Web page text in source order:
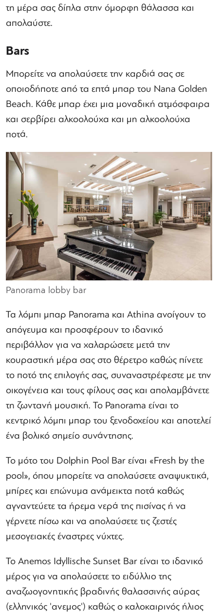
τη μέρα σας δίπλα στην όμορφη θάλασσα και
απολαύστε.
Bars
Μπορείτε να απολαύσετε την καρδιά σας σε
οποιοδήποτε από τα επτά μπαρ του Nana Golden
Beach. Κάθε μπαρ έχει μια μοναδική ατμόσφαιρα
και σερβίρει αλκοολούχα και μη αλκοολούχα
ποτά.
Panorama lobby bar
Τα λόμπι μπαρ Panorama και Athina ανοίγουν το
απόγευμα και προσφέρουν το ιδανικό
περιβάλλον για να χαλαρώσετε μετά την
κουραστική μέρα σας στο θέρετρο καθώς πίνετε
το ποτό της επιλογής σας, συναναστρέφεστε με την
οικογένεια και τους φίλους σας και απολαμβάνετε
τη ζωντανή μουσική. Το Panorama είναι το
κεντρικό λόμπι μπαρ του ξενοδοχείου και αποτελεί
ένα βολικό σημείο συνάντησης.
Το μότο του Dolphin Pool Bar είναι «Fresh by the
pool», όπου μπορείτε να απολαύσετε αναψυκτικά,
μπίρες και επώνυμα ανάμεικτα ποτά καθώς
αγναντεύετε τα ήρεμα νερά της πισίνας ή να
γέρνετε πίσω και να απολαύσετε τις ζεστές
μεσογειακές έναστρες νύχτες.
Το Anemos Idyllische Sunset Bar είναι το ιδανικό
μέρος για να απολαύσετε το ειδύλλιο της
αναζωογονητικής βραδινής θαλασσινής αύρας
(ελληνικός 'ανεμος') καθώς ο καλοκαιρινός ήλιος